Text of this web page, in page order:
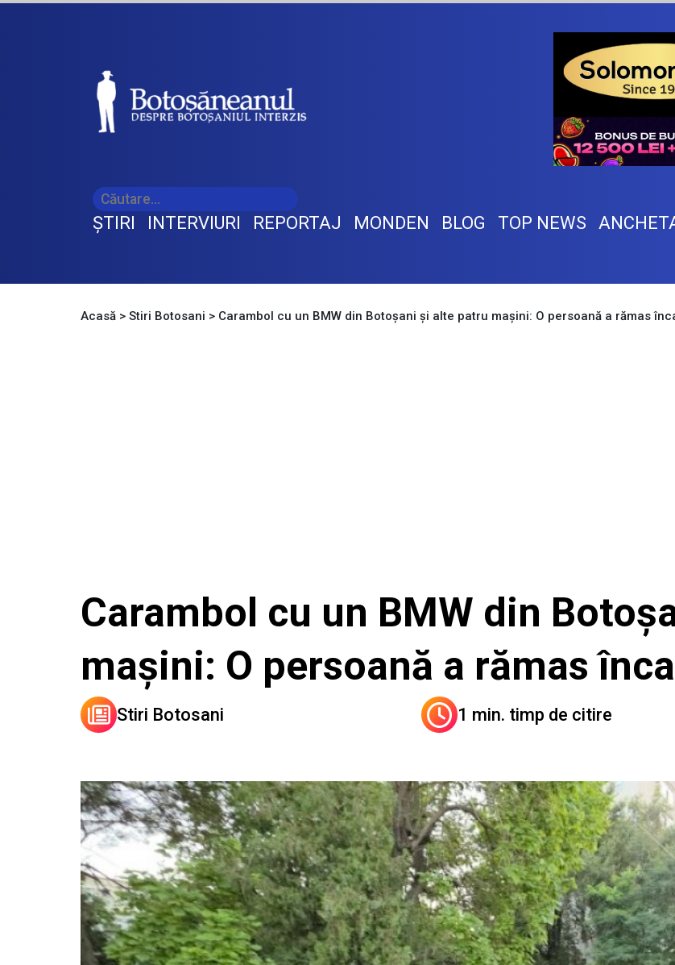
ŞTIRI INTERVIURI REPORTAJ MONDEN BLOG TOP NEWS
Acasă > Stiri Botosani > Carambol cu un BMW din Botoșani și alte patru mașini: O persoană a rămas
Carambol cu un BMW din
mașini: O persoană a rămas
Stiri Botosani 1 min. timp de citire